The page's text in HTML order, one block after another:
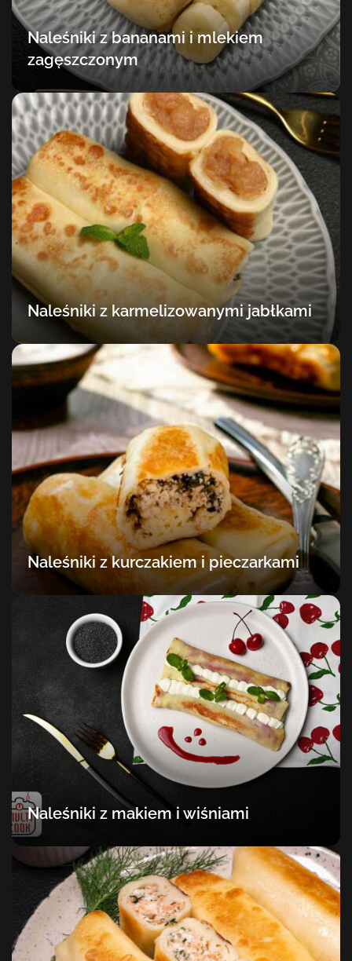
Naleśniki z bananami i mlekiem
zagęszczonym
Naleśniki z karmelizowanymi jabłkami
Naleśniki z kurczakiem i pieczarkami
Naleśniki z makiem i wiśniami